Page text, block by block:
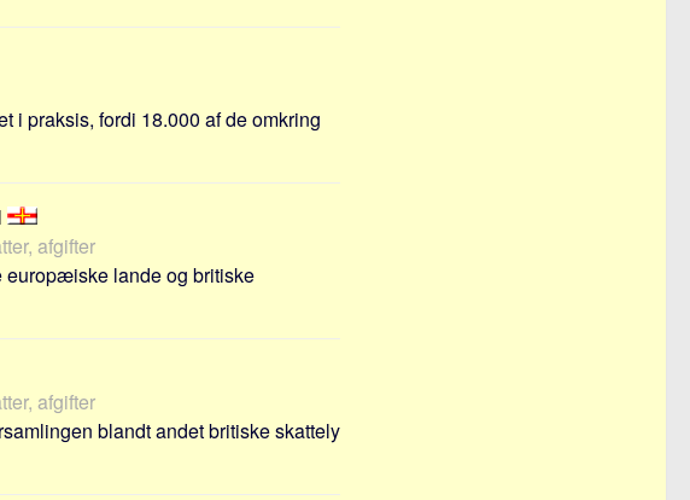
i praksis, fordi 18.000 af de omkring
afgifter
europæiske lande og britiske
afgifter
blandt andet britiske skattely